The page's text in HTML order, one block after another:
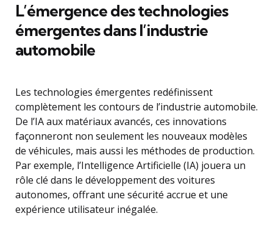
L’émergence des technologies
émergentes dans l’industrie
automobile
Les technologies émergentes redéfinissent
complètement les contours de l’industrie automobile.
De l’IA aux matériaux avancés, ces innovations
façonneront non seulement les nouveaux modèles
de véhicules, mais aussi les méthodes de production.
Par exemple, l’Intelligence Artificielle (IA) jouera un
rôle clé dans le développement des voitures
autonomes, offrant une sécurité accrue et une
expérience utilisateur inégalée.